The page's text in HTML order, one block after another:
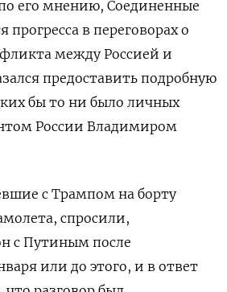
по его мнению, Соединенные
в переговорах о
между Россией и
предоставить подробную
бы то ни было личных
России Владимиром
с Трампом на борту
спросили,
с Путиным после
или до этого, и в ответ